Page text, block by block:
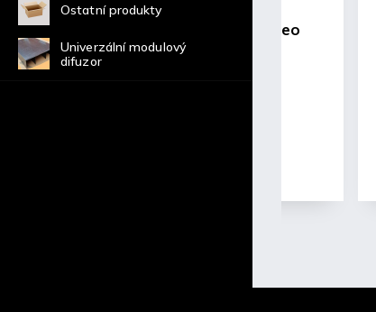
Ostatní produkty
Univerzální modulový
difuzor
Zadní Kapota Alfa Romeo
156